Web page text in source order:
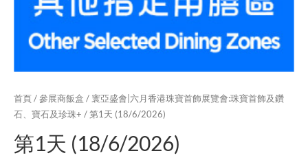
首頁 / 參展商飯盒 / 寰亞盛會|六月香港珠寶首飾展覽會:珠寶首飾及鑽
石、寶石及珍珠+ / 第1天 (18/6/2026)
第1天 (18/6/2026)